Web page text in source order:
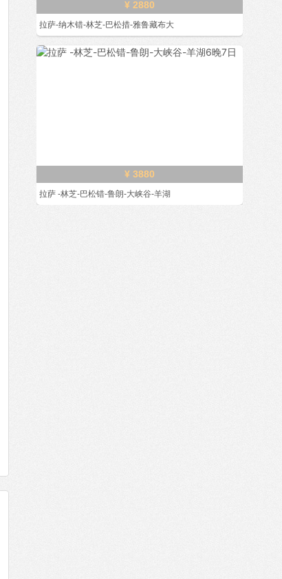
¥ 2880
拉萨-纳木错-林芝-巴松措-雅鲁藏布大
¥ 3880
拉萨 -林芝-巴松错-鲁朗-大峡谷-羊湖